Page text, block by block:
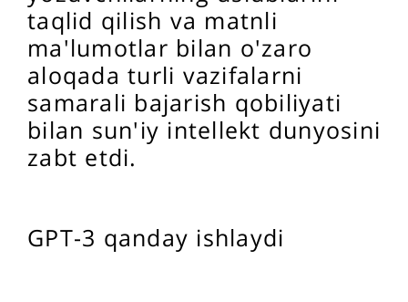
taqlid qilish va matnli
ma'lumotlar bilan o'zaro
aloqada turli vazifalarni
samarali bajarish qobiliyati
bilan sun'iy intellekt dunyosini
zabt etdi.
GPT-3 qanday ishlaydi